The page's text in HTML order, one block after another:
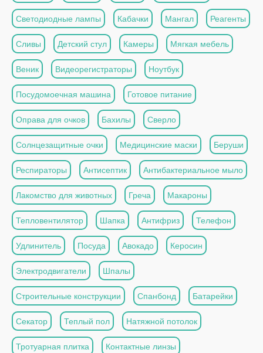
Светодиодные лампы Кабачки Мангал Реагенты
Сливы Детский стул Камеры Мягкая мебель
Веник Видеорегистраторы Ноутбук
Посудомоечная машина Готовое питание
Оправа для очков Бахилы Сверло
Солнцезащитные очки Медицинские маски Беруши
Респираторы Антисептик Антибактериальное мыло
Лакомство для животных Греча Макароны
Тепловентилятор Шапка Антифриз Телефон
Удлинитель Посуда Авокадо Керосин
Электродвигатели Шпалы
Строительные конструкции Спанбонд Батарейки
Секатор Теплый пол Натяжной потолок
Тротуарная плитка Контактные линзы